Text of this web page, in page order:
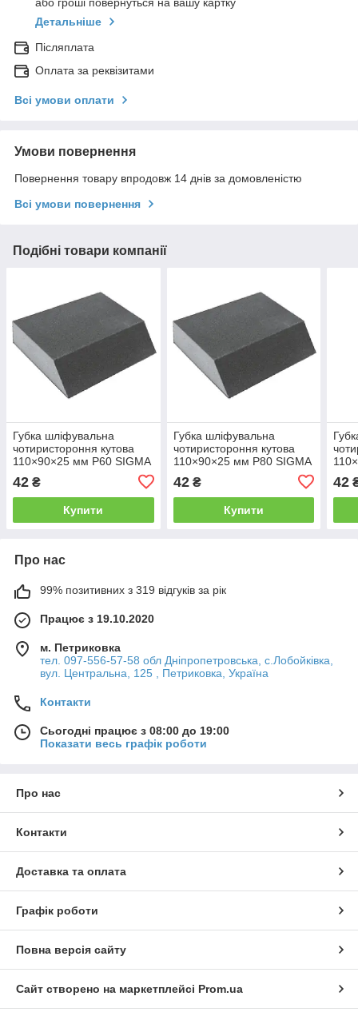
або гроші повернуться на вашу картку
Детальніше
Післяплата
Оплата за реквізитами
Всі умови оплати
Умови повернення
Повернення товару впродовж 14 днів за домовленістю
Всі умови повернення
Подібні товари компанії
Губка шліфувальна
чотиристороння кутова
110×90×25 мм P60 SIGMA
42 ₴
Купити
Губка шліфувальна
чотиристороння кутова
110×90×25 мм P80 SIGMA
42₴
Купити
42
Про нас
99% позитивних з 319 відгуків за рік
Працює з 19.10.2020
м. Петриковка
тел. 097-556-57-58 обл Дніпропетровська, с.Лобойківка,
вул. Центральна, 125 , Петриковка, Україна
Контакти
Сьогодні працює з 08:00 до 19:00
Показати весь графік роботи
Про нас
Контакти
Доставка та оплата
Графік роботи
Повна версія сайту
Сайт створено на маркетплейсі Prom.ua